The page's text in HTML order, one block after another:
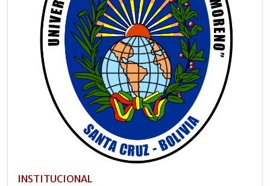
INSTITUCIONAL